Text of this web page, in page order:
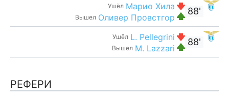
88'
Ушёл Марио Хила
Вышел Оливер Провстгор
88'
Ушёл L. Pellegrini
Вышел M. Lazzari
РЕФЕРИ